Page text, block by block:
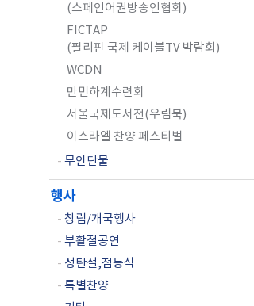
(스페인어권방송인협회)
FICTAP
(필리핀 국제 케이블TV 박람회)
WCDN
만민하계수련회
서울국제도서전(우림북)
이스라엘 찬양 페스티벌
- 무안단물
행사
- 창립/개국행사
- 부활절공연
- 성탄절,점등식
- 특별찬양